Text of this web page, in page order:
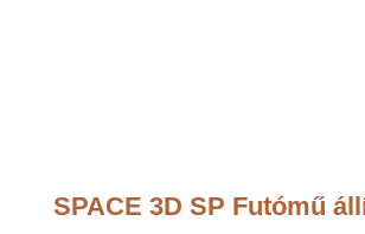
SPACE 3D SP Futómű